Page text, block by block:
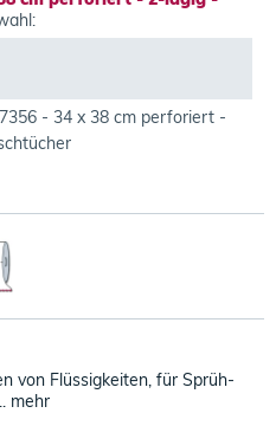
- 34 x 38 cm perforiert -
von Flüssigkeiten, für Sprüh-
mehr